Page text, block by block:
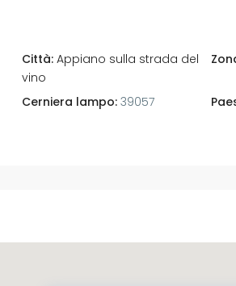
Città: Appiano sulla strada del
vino
Cerniera lampo:39057